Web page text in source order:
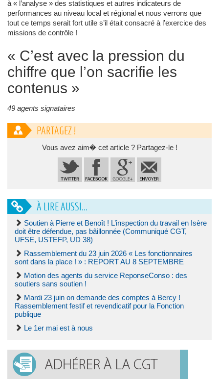
à « l’analyse » des statistiques et autres indicateurs de
performances au niveau local et régional et nous verrons que
tout ce temps serait fort utile s’il était consacré à l’exercice des
missions de contrôle !
« C’est avec la pression du
chiffre que l’on sacrifie les
contenus »
49 agents signataires
PARTAGEZ !
Vous avez aim� cet article ? Partagez-le !
À LIRE AUSSI...
Soutien à Pierre et Benoît ! L’inspection du travail en Isère
doit être défendue, pas bâillonnée (Communiqué CGT,
UFSE, USTEFP, UD 38)
Rassemblement du 23 juin 2026 « Les fonctionnaires
sont dans la place ! » : REPORT AU 8 SEPTEMBRE
Motion des agents du service ReponseConso : des
soutiers sans soutien !
Mardi 23 juin on demande des comptes à Bercy !
Rassemblement festif et revendicatif pour la Fonction
publique
Le 1er mai est à nous